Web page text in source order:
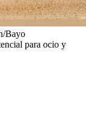
Bayo
para ocio y